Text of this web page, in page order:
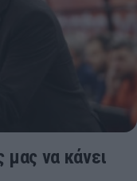
να κάνει